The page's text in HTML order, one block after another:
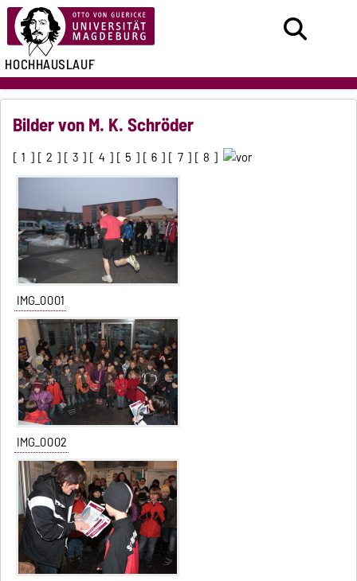
HOCHHAUSLAUF
Bilder von M. K. Schröder
[ 1 ] [ 2 ] [ 3 ] [ 4 ] [ 5 ] [ 6 ] [ 7 ] [ 8 ]
IMG_0001
IMG_0002